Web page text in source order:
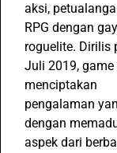
aksi,
RPG dengan
roguelite. Dirilis
Juli 2019, game
menciptakan
pengalaman
dengan
aspek dari